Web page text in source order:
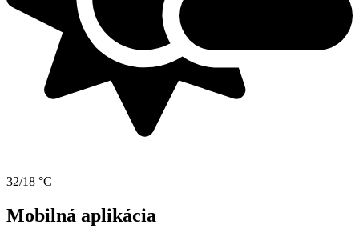
32/18 °C
Mobilná aplikácia